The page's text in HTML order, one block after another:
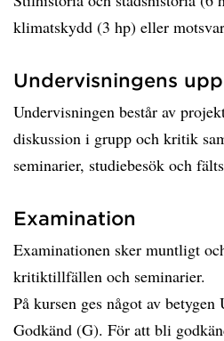
klimatskydd (3 hp) eller
Undervisningens
Undervisningen består av
diskussion i grupp och kritik
seminarier, studiebesök och
Examination
Examinationen sker muntligt
kritiktillfällen och seminarier.
På kursen ges något av
Godkänd (G). För att bli